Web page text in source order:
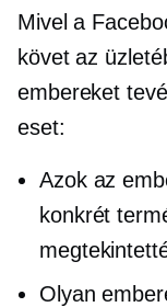
Mivel a
követ az
embereket
eset:
Azok az
konkrét
Olyan